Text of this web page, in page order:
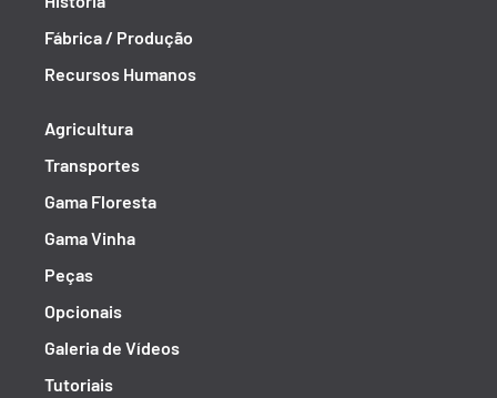
Fábrica / Produção
Recursos Humanos
Agricultura
Transportes
Gama Floresta
Gama Vinha
Peças
Opcionais
Galeria de Vídeos
Tutoriais